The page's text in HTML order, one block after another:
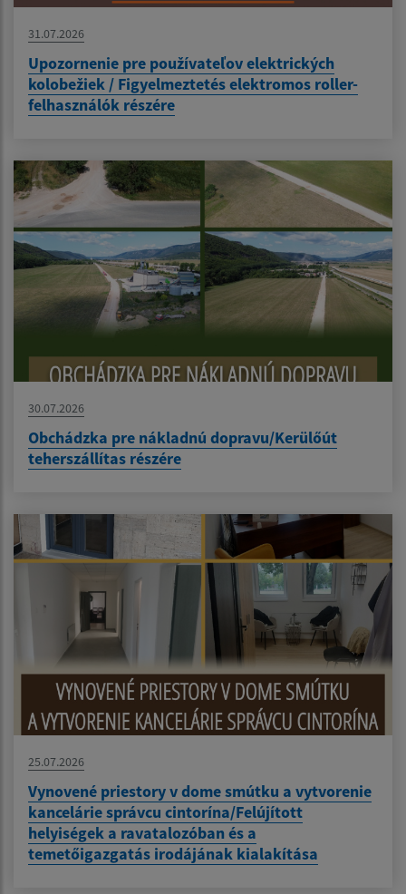
31.07.2026
Upozornenie pre používateľov elektrických
kolobežiek / Figyelmeztetés elektromos roller-
felhasználók részére
30.07.2026
Obchádzka pre nákladnú dopravu/Kerülőút
teherszállítas részére
25.07.2026
Vynovené priestory v dome smútku a vytvorenie
kancelárie správcu cintorína/Felújított
helyiségek a ravatalozóban és a
temetőigazgatás irodájának kialakítása